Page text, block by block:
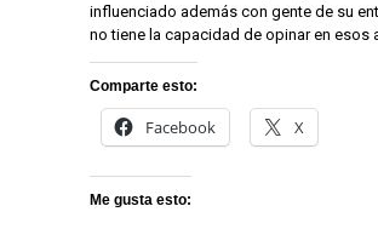
influenciado además con gente de su
no tiene la capacidad de opinar en esos
Comparte esto:
Facebook X
Me gusta esto: